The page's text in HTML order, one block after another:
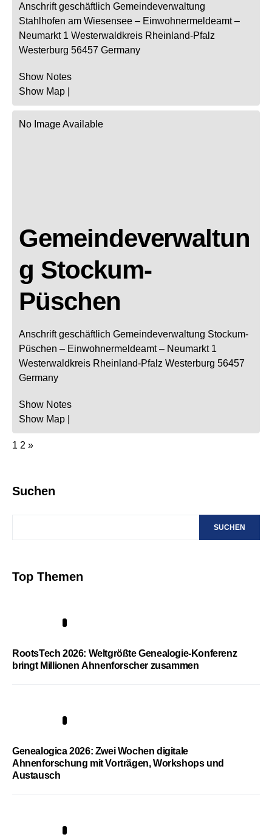
Anschrift geschäftlich Gemeindeverwaltung
Stahlhofen am Wiesensee – Einwohnermeldeamt –
Neumarkt 1 Westerwaldkreis Rheinland-Pfalz
Westerburg 56457 Germany
Show Notes
Show Map
No Image Available
Gemeindeverwaltun
g Stockum-
Püschen
Anschrift geschäftlich Gemeindeverwaltung Stockum-
Püschen – Einwohnermeldeamt – Neumarkt 1
Westerwaldkreis Rheinland-Pfalz Westerburg 56457
Germany
Show Notes
Show Map
1 2 »
Suchen
SUCHEN
Top Themen
1
RootsTech 2026: Weltgrößte Genealogie-Konferenz
bringt Millionen Ahnenforscher zusammen
2
Genealogica 2026: Zwei Wochen digitale
Ahnenforschung mit Vorträgen, Workshops und
Austausch
3